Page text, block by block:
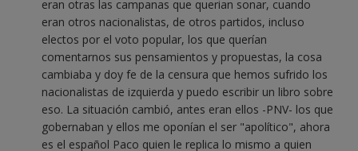
eran otras las campanas que querian sonar, cuando
eran otros nacionalistas, de otros partidos, incluso
electos por el voto popular, los que querían
comentarnos sus pensamientos y propuestas, la cosa
cambiaba y doy fe de la censura que hemos sufrido los
nacionalistas de izquierda y puedo escribir un libro sobre
eso. La situación cambió, antes eran ellos -PNV- los que
gobernaban y ellos me oponían el ser "apolítico", ahora
es el español Paco quien le replica lo mismo a quien